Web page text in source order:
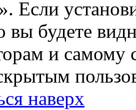
Если
вы будете
и самому
наверх